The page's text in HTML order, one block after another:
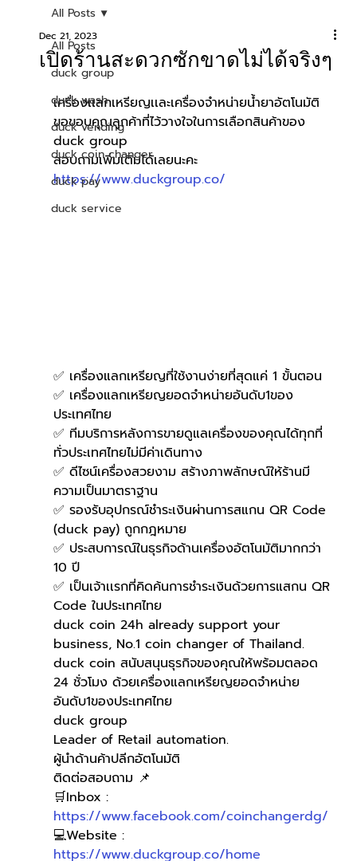
All Posts
duck group
duck wash
duck vending
duck coin changer
duck pay
duck service
All Posts
เปิดร้านสะดวกซักขาดไม่ได้จริงๆ
Dec 21, 2023
เครื่องเเลกเหรียญเเละเครื่องจำหน่ายน้ำยาอัตโนมัติ
ขอขอบคุณลูกค้าที่ไว้วางใจในการเลือกสินค้าของ
duck group
สอบถามเพิ่มเติมได้เลยนะคะ
https://www.duckgroup.co/
✅ เครื่องแลกเหรียญที่ใช้งานง่ายที่สุดแค่ 1 ขั้นตอน
✅ เครื่องแลกเหรียญยอดจำหน่ายอันดับ1ของ
ประเทศไทย
✅ ทีมบริการหลังการขายดูแลเครื่องของคุณได้ทุกที่
ทั่วประเทศไทยไม่มีค่าเดินทาง
✅ ดีไซน์เครื่องสวยงาม สร้างภาพลักษณ์ให้ร้านมี
ความเป็นมาตราฐาน
✅ รองรับอุปกรณ์ชำระเงินผ่านการสแกน QR Code
(duck pay) ถูกกฎหมาย
✅ ประสบการณ์ในธุรกิจด้านเครื่องอัตโนมัติมากกว่า
10 ปี
✅ เป็นเจ้าเเรกที่คิดค้นการชำระเงินด้วยการแสกน QR
Code ในประเทศไทย
duck coin 24h already support your
business, No.1 coin changer of Thailand.
duck coin สนับสนุนธุรกิจของคุณให้พร้อมตลอด
24 ชั่วโมง ด้วยเครื่องแลกเหรียญยอดจำหน่าย
อันดับ1ของประเทศไทย
duck group
Leader of Retail automation.
ผู้นำด้านค้าปลีกอัตโนมัติ
ติดต่อสอบถาม 📌
🛒Inbox :
https://www.facebook.com/coinchangerdg/
💻Website :
https://www.duckgroup.co/home